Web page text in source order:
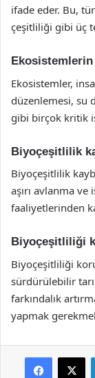
ifade eder. Bu,
çeşitliliği gibi üç
Ekosistemler,
düzenlemesi, su
gibi birçok kritik
Biyoçeşitlilik
Biyoçeşitlilik
aşırı avlanma ve
faaliyetlerinden
Biyoçeşitliliği
Biyoçeşitliliği
sürdürülebilir
farkındalık
yapmak
Facebook
X